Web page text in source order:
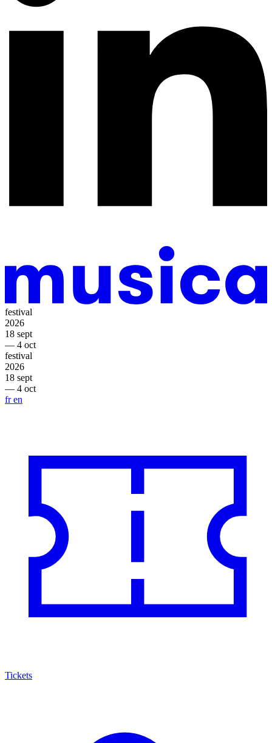
festival
2026
18 sept
— 4 oct
festival
2026
18 sept
— 4 oct
fren
Tickets